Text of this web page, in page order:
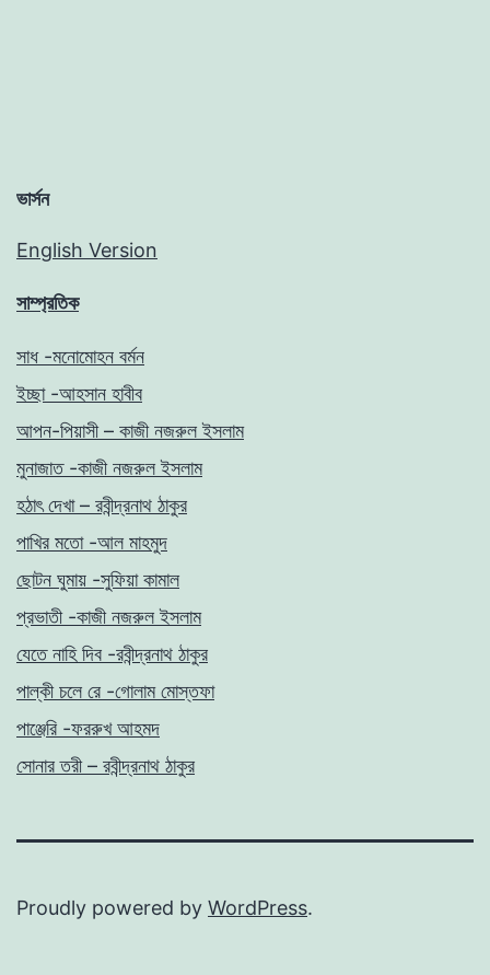
ভার্সন
English Version
সাম্প্রতিক
সাধ -মনোমোহন বর্মন
ইচ্ছা -আহসান হাবীব
আপন-পিয়াসী – কাজী নজরুল ইসলাম
মুনাজাত -কাজী নজরুল ইসলাম
হঠাৎ দেখা – রবীন্দ্রনাথ ঠাকুর
পাখির মতো -আল মাহমুদ
ছোটন ঘুমায় -সুফিয়া কামাল
প্রভাতী -কাজী নজরুল ইসলাম
যেতে নাহি দিব -রবীন্দ্রনাথ ঠাকুর
পাল্কী চলে রে -গোলাম মোস্তফা
পাঞ্জেরি -ফররুখ আহমদ
সোনার তরী – রবীন্দ্রনাথ ঠাকুর
Proudly powered by WordPress.